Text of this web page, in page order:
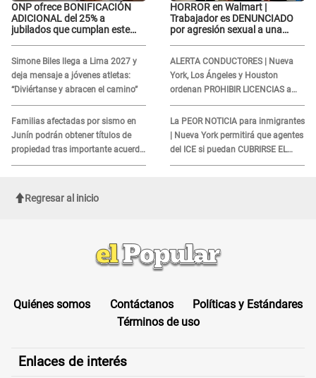
ONP ofrece BONIFICACIÓN
ADICIONAL del 25% a
jubilados que cumplan este
Simone Biles llega a Lima 2027 y
deja mensaje a jóvenes atletas:
“Diviértanse y abracen el camino”
Familias afectadas por sismo en
Junín podrán obtener títulos de
propiedad tras importante acuerdo
de Cofopri
HORROR en Walmart |
Trabajador es DENUNCIADO
por agresión sexual a una
ALERTA CONDUCTORES | Nueva
York, Los Ángeles y Houston
ordenan PROHIBIR LICENCIAS a
quienes no presenten ESTE
DOCUMENTO
La PEOR NOTICIA para inmigrantes
| Nueva York permitirá que agentes
del ICE si puedan CUBRIRSE EL
ROSTRO
Regresar al inicio
Quiénes somos Contáctanos
Políticas y Estándares
Términos de uso
Enlaces de interés